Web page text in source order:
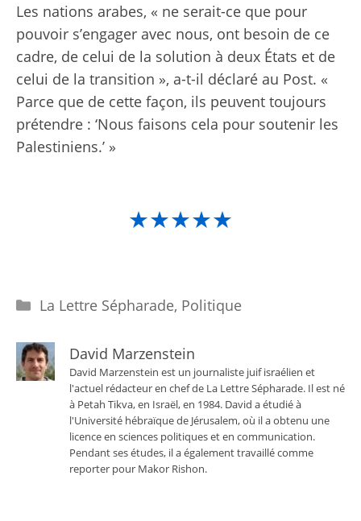
Les nations arabes, « ne serait-ce que pour
pouvoir s’engager avec nous, ont besoin de ce
cadre, de celui de la solution à deux États et de
celui de la transition », a-t-il déclaré au Post. «
Parce que de cette façon, ils peuvent toujours
prétendre : ‘Nous faisons cela pour soutenir les
Palestiniens.’ »
★★★★★
Catégories
La Lettre Sépharade, Politique
David Marzenstein
David Marzenstein est un journaliste juif israélien et
l'actuel rédacteur en chef de La Lettre Sépharade. Il est né
à Petah Tikva, en Israël, en 1984. David a étudié à
l'Université hébraïque de Jérusalem, où il a obtenu une
licence en sciences politiques et en communication.
Pendant ses études, il a également travaillé comme
reporter pour Makor Rishon.